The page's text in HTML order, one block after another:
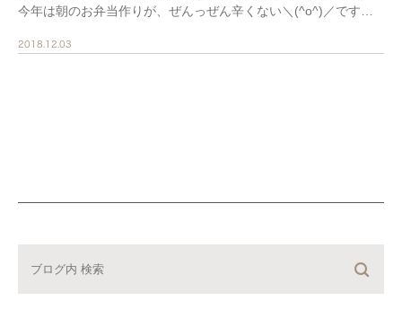
今年は朝のお弁当作りが、ぜんっぜん辛くない＼(^o^)／です。
2018.12.03